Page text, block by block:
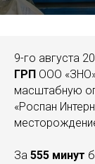
9-го августа
ГРП ООО
масштабную
«Роспан
За 555 минут